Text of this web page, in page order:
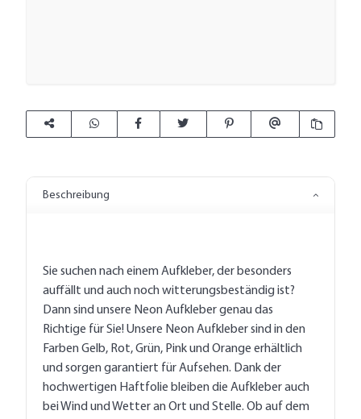
Beschreibung
Sie suchen nach einem Aufkleber, der besonders
auffällt und auch noch witterungsbeständig ist?
Dann sind unsere Neon Aufkleber genau das
Richtige für Sie! Unsere Neon Aufkleber sind in den
Farben Gelb, Rot, Grün, Pink und Orange erhältlich
und sorgen garantiert für Aufsehen. Dank der
hochwertigen Haftfolie bleiben die Aufkleber auch
bei Wind und Wetter an Ort und Stelle. Ob auf dem